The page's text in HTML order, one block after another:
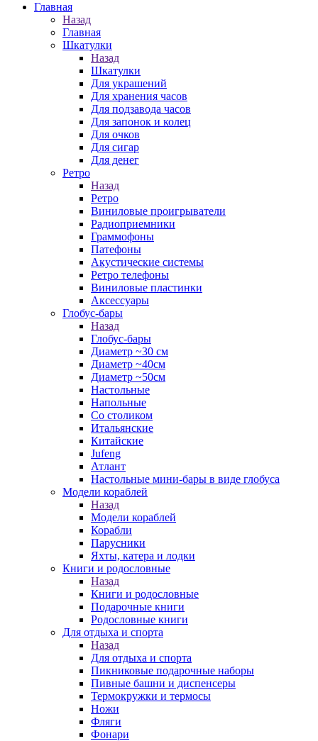
Главная
Назад
Главная
Шкатулки
Назад
Шкатулки
Для украшений
Для хранения часов
Для подзавода часов
Для запонок и колец
Для очков
Для сигар
Для денег
Ретро
Назад
Ретро
Виниловые проигрыватели
Радиоприемники
Граммофоны
Патефоны
Акустические системы
Ретро телефоны
Виниловые пластинки
Аксессуары
Глобус-бары
Назад
Глобус-бары
Диаметр ~30 см
Диаметр ~40см
Диаметр ~50см
Настольные
Напольные
Со столиком
Итальянские
Китайские
Jufeng
Атлант
Настольные мини-бары в виде глобуса
Модели кораблей
Назад
Модели кораблей
Корабли
Парусники
Яхты, катера и лодки
Книги и родословные
Назад
Книги и родословные
Подарочные книги
Родословные книги
Для отдыха и спорта
Назад
Для отдыха и спорта
Пикниковые подарочные наборы
Пивные башни и диспенсеры
Термокружки и термосы
Ножи
Фляги
Фонари